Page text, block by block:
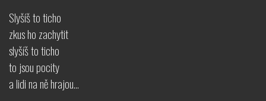
Slyšíš to ticho
zkus ho zachytit
slyšíš to ticho
to jsou pocity
a lidi na ně hrajou…